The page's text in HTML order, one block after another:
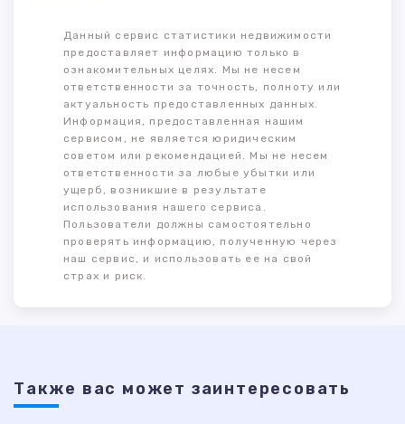
Данный сервис статистики недвижимости
предоставляет информацию только в
ознакомительных целях. Мы не несем
ответственности за точность, полноту или
актуальность предоставленных данных.
Информация, предоставленная нашим
сервисом, не является юридическим
советом или рекомендацией. Мы не несем
ответственности за любые убытки или
ущерб, возникшие в результате
использования нашего сервиса.
Пользователи должны самостоятельно
проверять информацию, полученную через
наш сервис, и использовать ее на свой
страх и риск.
Также ваc может заинтересовать